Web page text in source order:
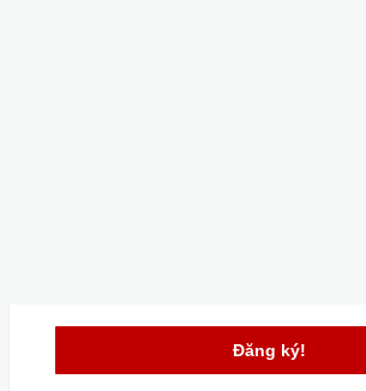
Đăng ký!